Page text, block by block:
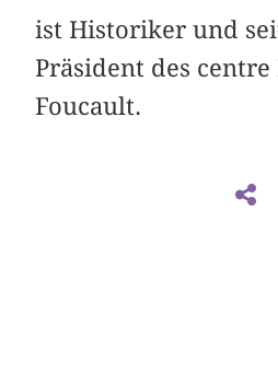
ist Historiker und
Präsident des
Foucault.